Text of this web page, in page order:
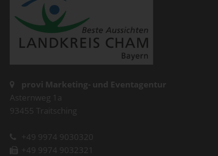
provi Marketing- und Eventagentur
Asternweg 1a
93455 Traitsching
+49 9974 9030320
+49 9974 9032321